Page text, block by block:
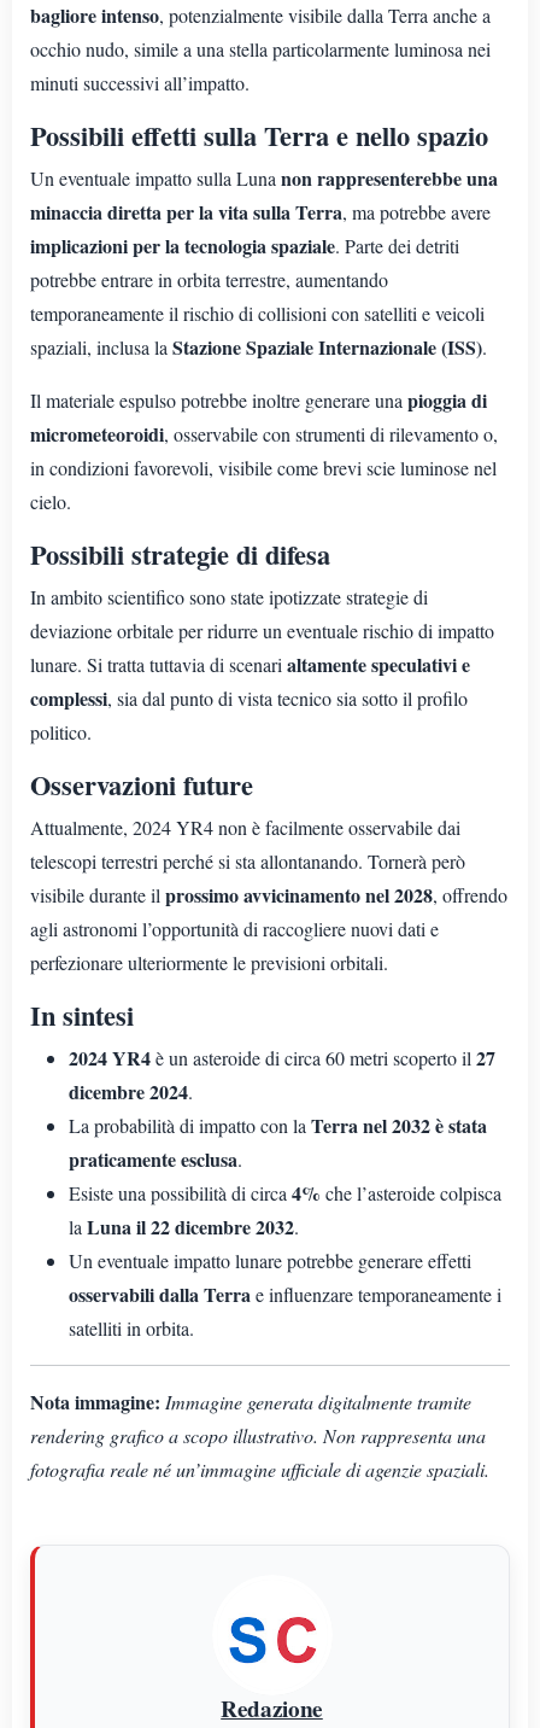
bagliore intenso, potenzialmente visibile dalla Terra anche a
occhio nudo, simile a una stella particolarmente luminosa nei
minuti successivi all’impatto.
Possibili effetti sulla Terra e nello spazio
Un eventuale impatto sulla Luna non rappresenterebbe una
minaccia diretta per la vita sulla Terra, ma potrebbe avere
implicazioni per la tecnologia spaziale. Parte dei detriti
potrebbe entrare in orbita terrestre, aumentando
temporaneamente il rischio di collisioni con satelliti e veicoli
spaziali, inclusa la Stazione Spaziale Internazionale (ISS).
Il materiale espulso potrebbe inoltre generare una pioggia di
micrometeoroidi, osservabile con strumenti di rilevamento o,
in condizioni favorevoli, visibile come brevi scie luminose nel
cielo.
Possibili strategie di difesa
In ambito scientifico sono state ipotizzate strategie di
deviazione orbitale per ridurre un eventuale rischio di impatto
lunare. Si tratta tuttavia di scenari altamente speculativi e
complessi, sia dal punto di vista tecnico sia sotto il profilo
politico.
Osservazioni future
Attualmente, 2024 YR4 non è facilmente osservabile dai
telescopi terrestri perché si sta allontanando. Tornerà però
visibile durante il prossimo avvicinamento nel 2028, offrendo
agli astronomi l’opportunità di raccogliere nuovi dati e
perfezionare ulteriormente le previsioni orbitali.
In sintesi
2024 YR4è un asteroide di circa 60 metri scoperto il 27
dicembre 2024.
La probabilità di impatto con la Terra nel 2032 è stata
praticamente esclusa.
Esiste una possibilità di circa 4% che l’asteroide colpisca
la Luna il 22 dicembre 2032.
Un eventuale impatto lunare potrebbe generare effetti
osservabili dalla Terrae influenzare temporaneamente i
satelliti in orbita.
Nota immagine: Immagine generata digitalmente tramite
rendering grafico a scopo illustrativo. Non rappresenta una
fotografia reale né un’immagine ufficiale di agenzie spaziali.
Redazione